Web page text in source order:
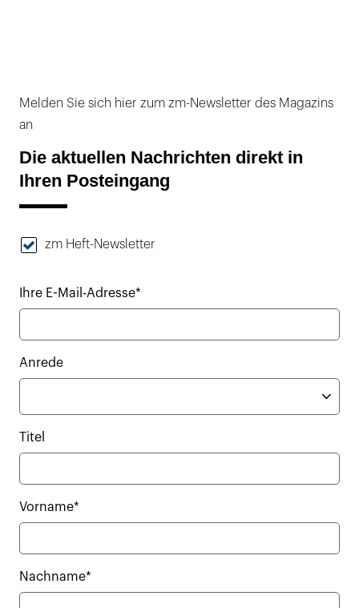
Melden Sie sich hier zum zm-Newsletter des Magazins
an
Die aktuellen Nachrichten direkt in
Ihren Posteingang
zm Heft-Newsletter
Ihre E-Mail-Adresse*
Anrede
Titel
Vorname*
Nachname*